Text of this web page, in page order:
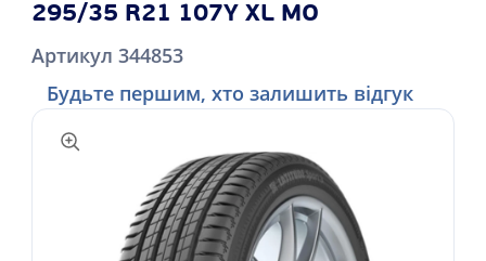
295/35 R21 107Y XL MO
Артикул 344853
Будьте першим, хто залишить відгук